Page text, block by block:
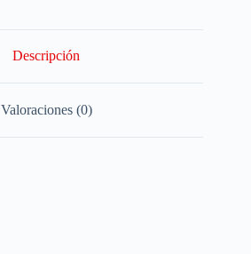
Descripción
Valoraciones (0)